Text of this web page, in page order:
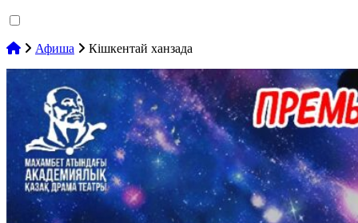
Афиша Кішкентай ханзада